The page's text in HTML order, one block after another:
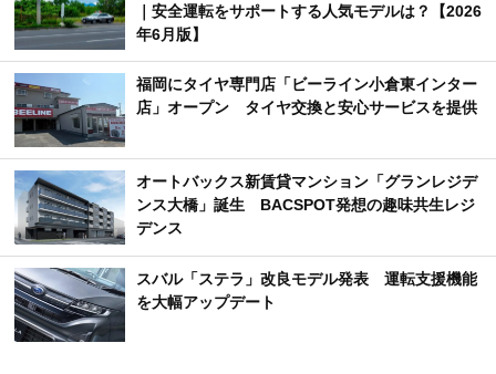
｜安全運転をサポートする人気モデルは？【2026
年6月版】
福岡にタイヤ専門店「ビーライン小倉東インター
店」オープン タイヤ交換と安心サービスを提供
オートバックス新賃貸マンション「グランレジデ
ンス大橋」誕生 BACSPOT発想の趣味共生レジ
デンス
スバル「ステラ」改良モデル発表 運転支援機能
を大幅アップデート